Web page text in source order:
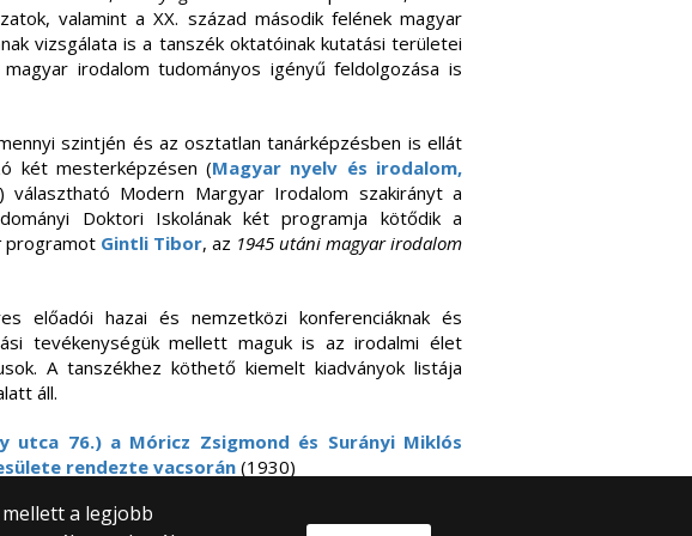
valamint a XX. század második felének magyar
vizsgálata is a tanszék oktatóinak kutatási területei
irodalom tudományos igényű feldolgozása is
szintjén és az osztatlan tanárképzésben is ellát
két mesterképzésen (Magyar nyelv és irodalom,
) választható Modern Margyar Irodalom szakirányt a
Doktori Iskolának két programja kötődik a
programot Gintli Tibor, az 1945 utáni magyar irodalom
előadói hazai és nemzetközi konferenciáknak és
tevékenységük mellett maguk is az irodalmi élet
A tanszékhez köthető kiemelt kiadványok listája
áll.
utca 76.) a Móricz Zsigmond és Surányi Miklós
rendezte vacsorán(1930)
a legjobb